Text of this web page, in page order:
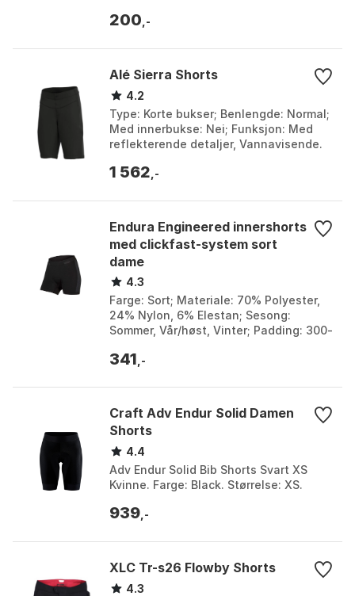
200 ,-
Alé Sierra Shorts
4.2
Type: Korte bukser; Benlengde: Normal;
Med innerbukse: Nei; Funksjon: Med
reflekterende detaljer, Vannavisende.
1 562 ,-
Endura Engineered innershorts
med clickfast-system sort
dame
4.3
Farge: Sort; Materiale: 70% Polyester,
24% Nylon, 6% Elestan; Sesong:
Sommer, Vår/høst, Vinter; Padding: 300-
M, S, XL, ...
341 ,-
Craft Adv Endur Solid Damen
Shorts
4.4
Adv Endur Solid Bib Shorts Svart XS
Kvinne. Farge: Black. Størrelse: XS.
939 ,-
XLC Tr-s26 Flowby Shorts
4.3